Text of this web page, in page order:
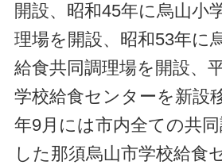
開設、昭和45年に烏山小
理場を開設、昭和53年に
給食共同調理場を開設、
学校給食センターを新設
年9月には市内全ての共
した那須烏山市学校給食